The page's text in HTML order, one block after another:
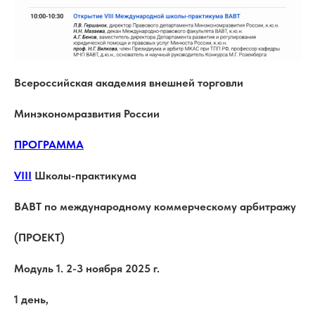
Всероссийская академия внешней торговли
Минэкономразвития России
ПРОГРАММА
VIII Школы-практикума
ВАВТ по международному коммерческому арбитражу
(ПРОЕКТ)
Модуль 1. 2-3 ноября 2025 г.
1 день,